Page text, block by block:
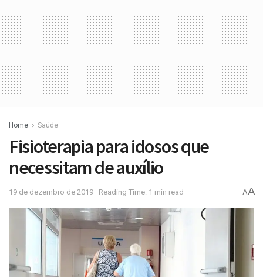
Home Saúde
Fisioterapia para idosos que
necessitam de auxílio
19 de dezembro de 2019 Reading Time: 1 min read AA